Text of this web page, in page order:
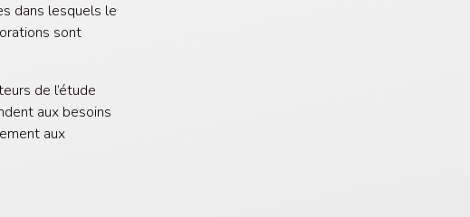
dans lesquels le
sont
de l’étude
aux besoins
aux